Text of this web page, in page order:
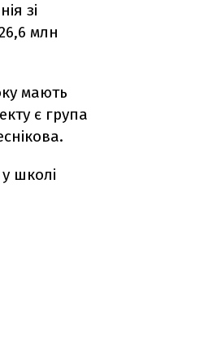
зі
млн
мають
є група
школі